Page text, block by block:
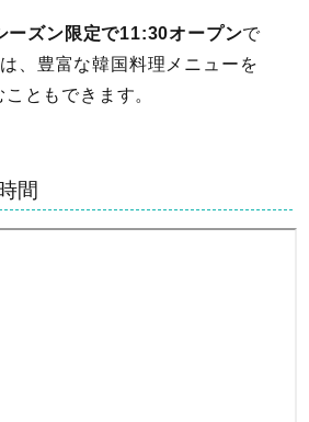
ーズン限定で11:30オープンで
、豊富な韓国料理メニューを
ともできます。
間